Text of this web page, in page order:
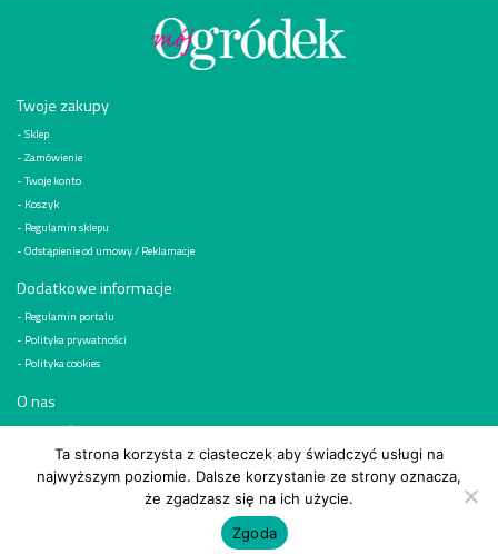
Twoje zakupy
Sklep
Zamówienie
Twoje konto
Koszyk
Regulamin sklepu
Odstąpienie od umowy / Reklamacje
Dodatkowe informacje
Regulamin portalu
Polityka prywatności
Polityka cookies
O nas
Kim jesteśmy
Reklama
Kontakt
Wydawnictwo „Działkowiec” Sp. z o.o, ul. Bobrowiecka 1, 00-728 Warszawa
Ta strona korzysta z ciasteczek aby świadczyć usługi na
najwyższym poziomie. Dalsze korzystanie ze strony oznacza,
że zgadzasz się na ich użycie.
Zgoda